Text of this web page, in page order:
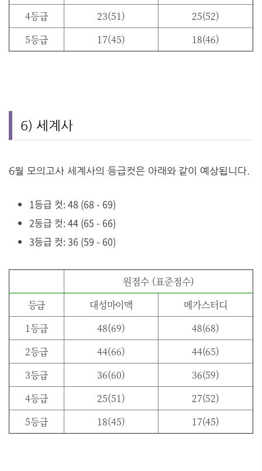
4등급
23(51)
25(52)
5등급
17(45) 18(46)
6) 세계사
6월 모의고사 세계사의 등급컷은 아래와 같이 예상됩니다.
1등급 컷: 48 (68 - 69)
2등급 컷: 44 (65 - 66)
3등급 컷: 36 (59 - 60)
원점수 (표준점수)
등급
대성마이맥
메가스터디
1등급
48(69)
48(68)
2등급
44(66)
44(65)
3등급
36(60)
36(59)
4등급
25(51)
27(52)
5등급
18(45) 17(45)